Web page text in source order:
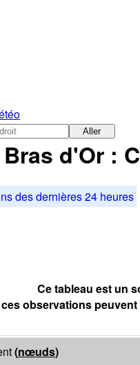
Aller
d'Or :
des dernières 24 heures
Ce tableau est un
observations
(nœuds)